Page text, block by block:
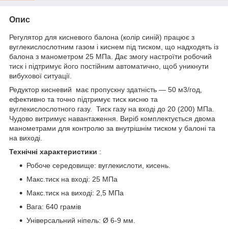
Опис
Регулятор для кисневого балона (колір синій) працює з
вуглекислослотним газом і киснем під тиском, що надходять із
балона з манометром 25 МПа. Дає змогу настроїти робочий
тиск і підтримує його постійним автоматично, щоб уникнути
вибухової ситуації.
Редуктор кисневий має пропускну здатність — 50 м3/год,
ефективно та точно підтримує тиск кисню та
вуглекислослотного газу. Тиск газу на вході до 20 (200) МПа.
Чудово витримує навантаження. Виріб комплектується двома
манометрами для контролю за внутрішнім тиском у балоні та
на виході.
Технічні характеристики :
Робоче середовище: вуглекислоти, кисень.
Макс.тиск на вході: 25 МПа
Макс.тиск на виході: 2,5 МПа
Вага: 640 грамів
Універсальний ніпель: Ø 6-9 мм.